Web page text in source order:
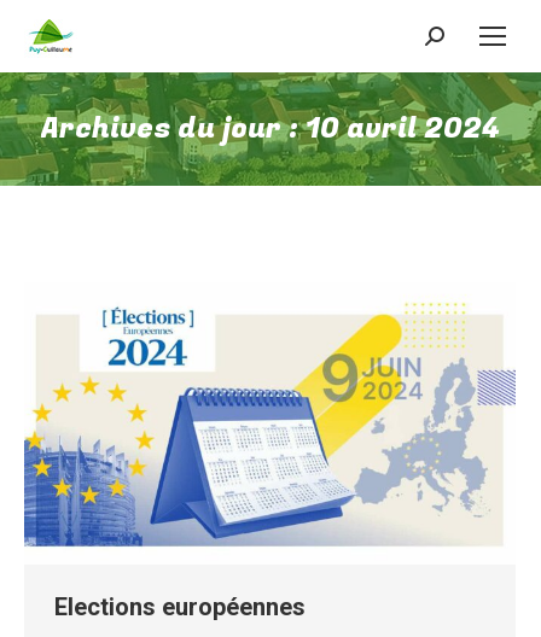
Recherche
:
Archives du jour :10 avril 2024
Elections européennes